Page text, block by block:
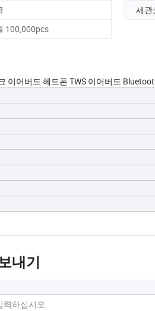
세관
100,000pcs
이어버드 헤드폰 TWS 이어버드
내기